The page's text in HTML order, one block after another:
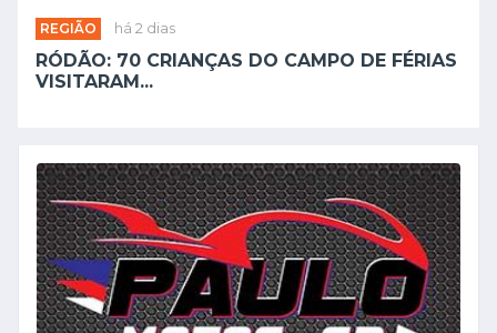
REGIÃO há 2 dias
RÓDÃO: 70 CRIANÇAS DO CAMPO DE FÉRIAS
VISITARAM...